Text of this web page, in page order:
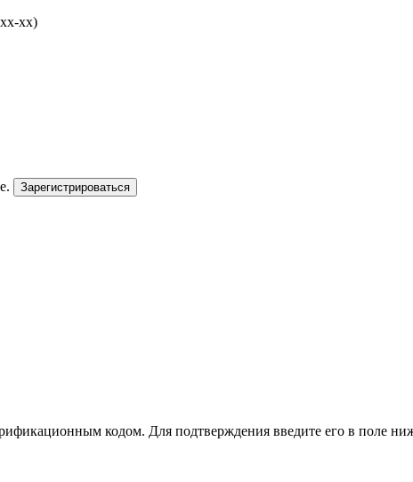
хх)
Зарегистрироваться
кодом. Для подтверждения введите его в поле